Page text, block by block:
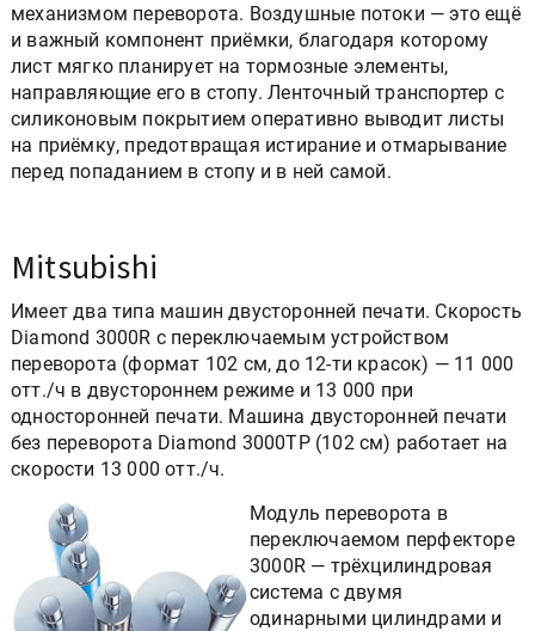
механизмом переворота. Воздушные потоки — это ещё
и важный компонент приёмки, благодаря которому
лист мягко планирует на тормозные элементы,
направляющие его в стопу. Ленточный транспортер с
силиконовым покрытием оперативно выводит листы
на приёмку, предотвращая истирание и отмарывание
перед попаданием в стопу и в ней самой.
Mitsubishi
Имеет два типа машин двусторонней печати. Скорость
Diamond 3000R с переключаемым устройством
переворота (формат 102 см, до 12-ти красок) — 11 000
отт./ч в двустороннем режиме и 13 000 при
односторонней печати. Машина двусторонней печати
без переворота Diamond 3000TP (102 см) работает на
скорости 13 000 отт./ч.
Модуль переворота в
переключаемом перфекторе
3000R — трёхцилиндровая
система с двумя
одинарными цилиндрами и